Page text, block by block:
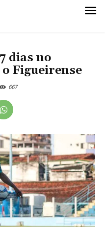
dias no
Figueirense
667